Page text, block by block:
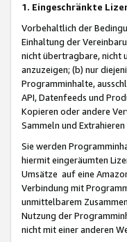
1. Eingeschränkte
Vorbehaltlich der
Einhaltung der
nicht übertragbare, nicht
anzuzeigen; (b) nur
Programminhalte,
API, Datenfeeds und
Kopieren oder andere
Sammeln und
Sie werden
hiermit eingeräumten
Umsätze auf eine
Verbindung mit
unmittelbarem
Nutzung der
nicht mit einer anderen